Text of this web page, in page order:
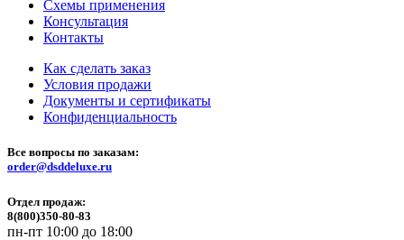
Схемы применения
Консультация
Контакты
Как сделать заказ
Условия продажи
Документы и сертификаты
Конфиденциальность
Все вопросы по заказам:
order@dsddeluxe.ru
Отдел продаж:
8(800)350-80-83
пн-пт 10:00 до 18:00